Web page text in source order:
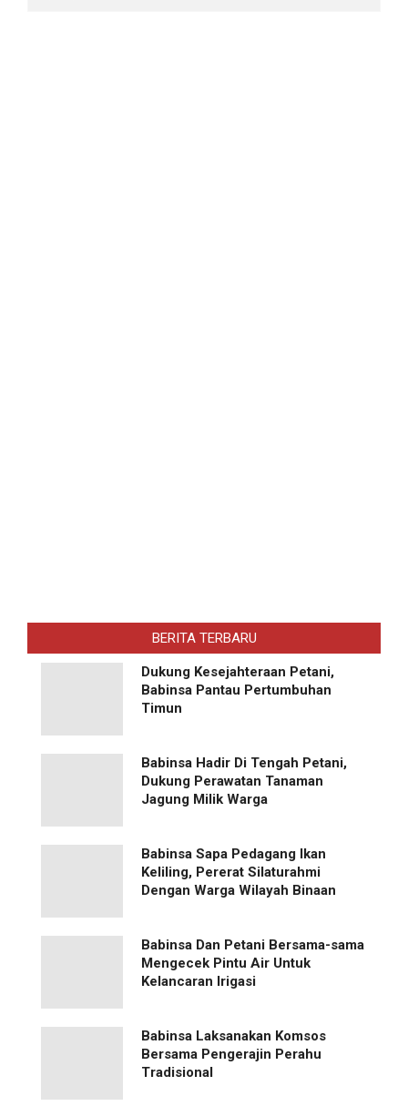
BERITA TERBARU
Dukung Kesejahteraan Petani,
Babinsa Pantau Pertumbuhan
Timun
Babinsa Hadir Di Tengah Petani,
Dukung Perawatan Tanaman
Jagung Milik Warga
Babinsa Sapa Pedagang Ikan
Keliling, Pererat Silaturahmi
Dengan Warga Wilayah Binaan
Babinsa Dan Petani Bersama-sama
Mengecek Pintu Air Untuk
Kelancaran Irigasi
Babinsa Laksanakan Komsos
Bersama Pengerajin Perahu
Tradisional